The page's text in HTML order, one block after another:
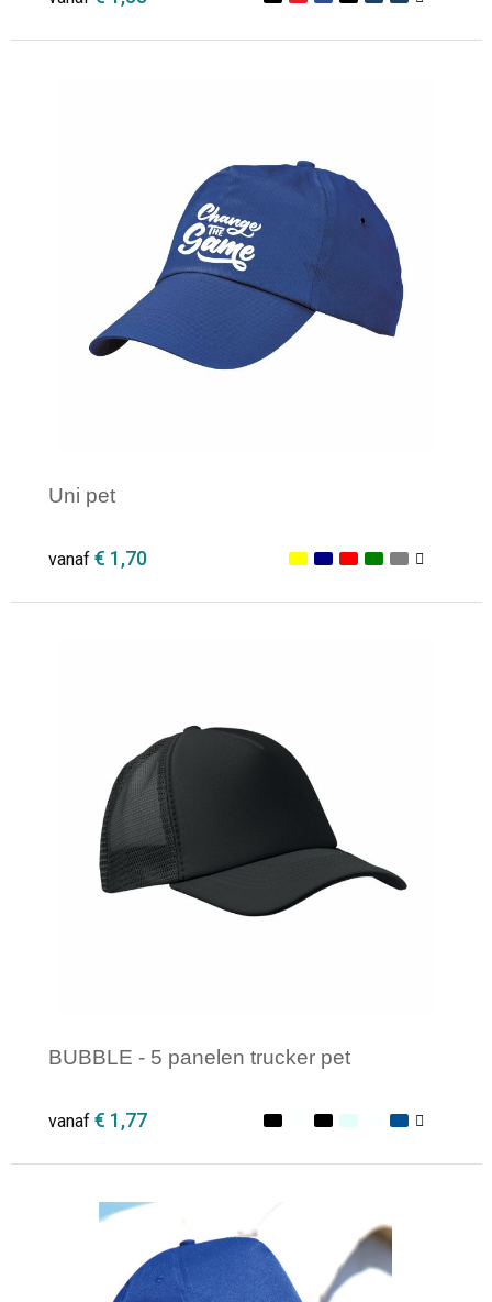
Uni pet
vanaf € 1,70
BUBBLE - 5 panelen trucker pet
vanaf € 1,77
Minimale afname: 1